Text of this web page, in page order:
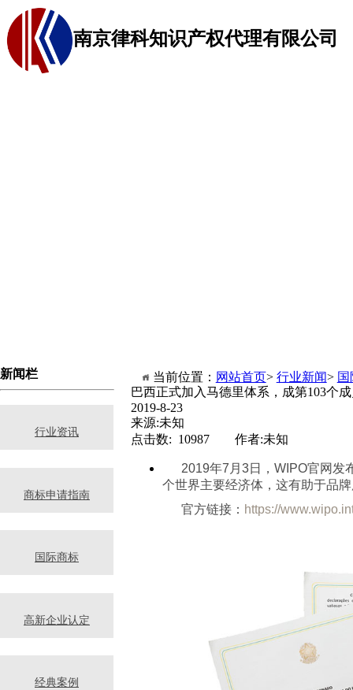
当前位置： 网站首页> 行业新闻>
新闻栏
巴西正式加入马德里体系，成第103个
2019-8-23
来源:未知
点击数: 10987 作者:未知
2019年7月3日，WIPO官网发
个世界主要经济体，这有助于品
官方链接： https://
南京律科知识产权代理有限公司
行业资讯
商标申请指南
国际商标
高新企业认定
经典案例